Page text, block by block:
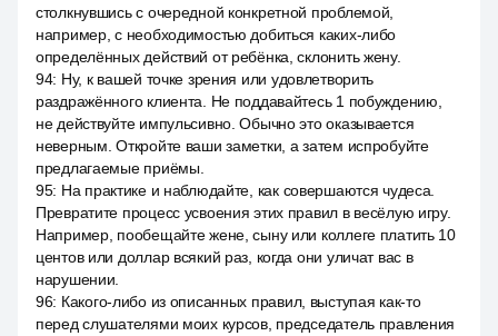
столкнувшись с очередной конкретной проблемой,
например, с необходимостью добиться каких-либо
определённых действий от ребёнка, склонить жену.
94: Ну, к вашей точке зрения или удовлетворить
раздражённого клиента. Не поддавайтесь 1 побуждению,
не действуйте импульсивно. Обычно это оказывается
неверным. Откройте ваши заметки, а затем испробуйте
предлагаемые приёмы.
95: На практике и наблюдайте, как совершаются чудеса.
Превратите процесс усвоения этих правил в весёлую игру.
Например, пообещайте жене, сыну или коллеге платить 10
центов или доллар всякий раз, когда они уличат вас в
нарушении.
96: Какого-либо из описанных правил, выступая как-то
перед слушателями моих курсов, председатель правления